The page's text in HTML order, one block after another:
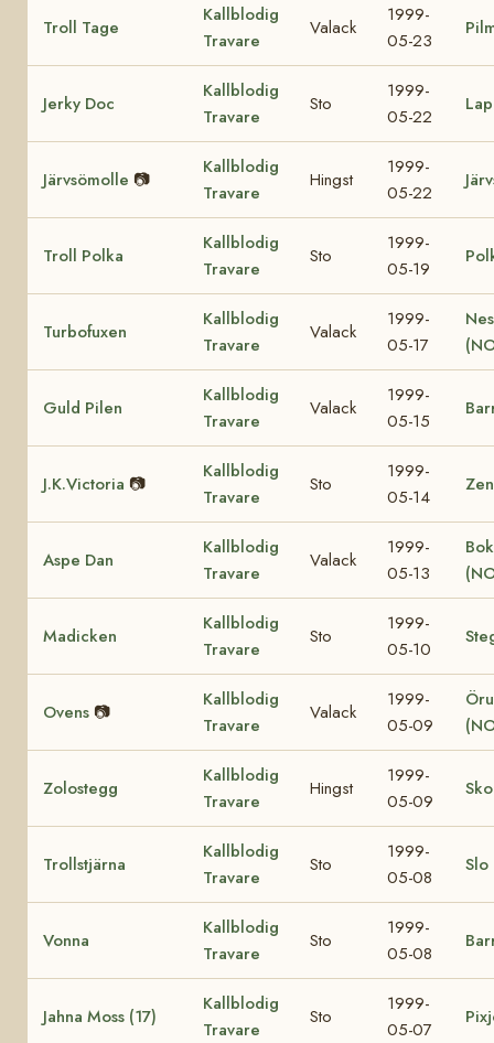
Troll Tage
Kallblodig
Travare
Valack
1999-
05-23
Jerky Doc
Kallblodig
Travare
Sto
1999-
05-22
Järvsömolle 📷
Kallblodig
Travare
Hingst
1999-
05-22
Troll Polka
Kallblodig
Travare
Sto
1999-
05-19
Turbofuxen
Kallblodig
Travare
Valack
1999-
05-17
Guld Pilen
Kallblodig
Travare
Valack
1999-
05-15
J.K.Victoria 📷
Kallblodig
Travare
Sto
1999-
05-14
Aspe Dan
Kallblodig
Travare
Valack
1999-
05-13
Madicken
Kallblodig
Travare
Sto
1999-
05-10
Ovens 📷
Kallblodig
Travare
Valack
1999-
05-09
Zolostegg
Kallblodig
Travare
Hingst
1999-
05-09
Trollstjärna
Kallblodig
Travare
Sto
1999-
05-08
Slo
Vonna
Kallblodig
Travare
Sto
1999-
05-08
Jahna Moss (17)
Kallblodig
Travare
Sto
1999-
05-07